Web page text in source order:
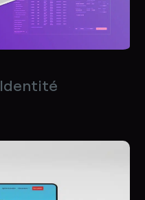
Identité